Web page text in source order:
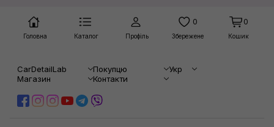
Головна Каталог Профіль
0
Збережене
0
Кошик
CarDetailLab Покупцю
Укр
Магазин
Контакти